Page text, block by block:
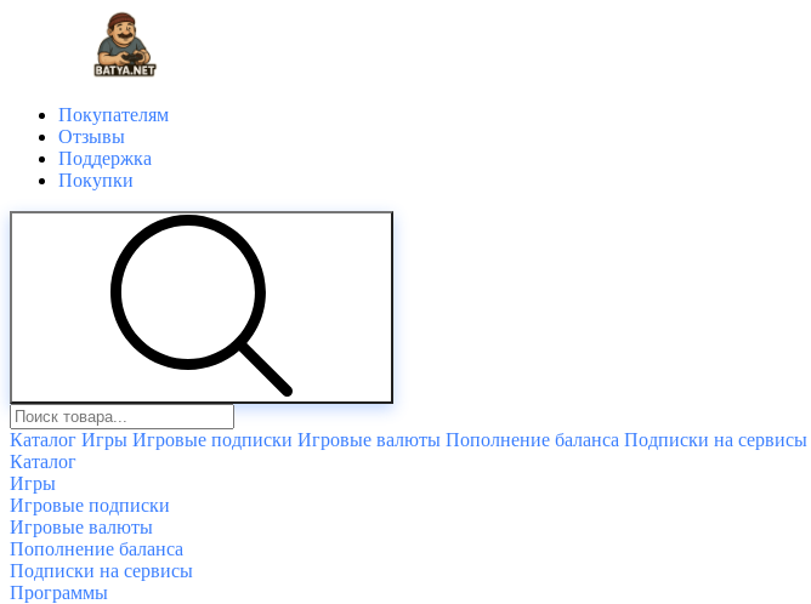
Покупателям
Отзывы
Поддержка
Покупки
Каталог Игры Игровые подписки Игровые валюты Пополнение баланса Подписки на сервисы
Каталог
Игры
Игровые подписки
Игровые валюты
Пополнение баланса
Подписки на сервисы
Программы